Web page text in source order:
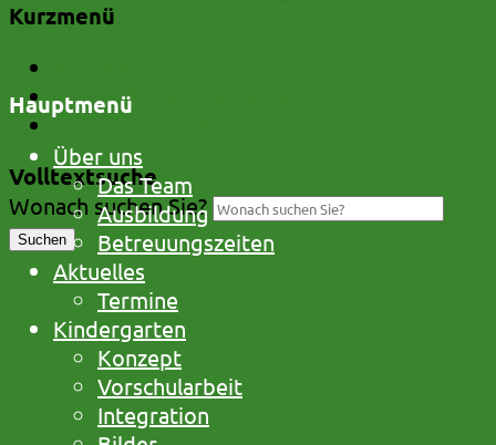
Kurzmenü
Impressum & Datenschutz
Barrierefreiheit
Volltextsuche
Wonach suchen Sie?
Suchen
Hauptmenü
Über uns
Das Team
Ausbildung
Betreuungszeiten
Aktuelles
Termine
Kindergarten
Konzept
Vorschularbeit
Integration